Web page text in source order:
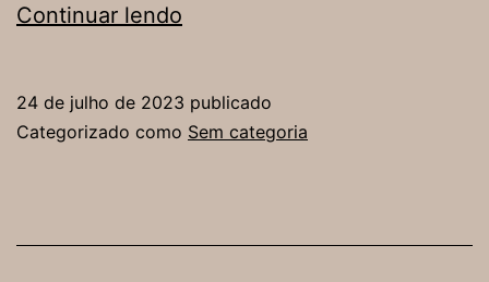
Continuar lendo
revolucionar
24 de julho de 2023 publicado
Categorizado como Sem categoria